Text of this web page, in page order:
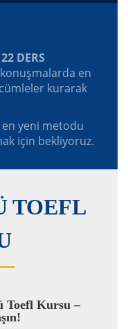
DERS
en
kurarak
yeni metodu
için bekliyoruz.
TOEFL
Toefl Kursu –